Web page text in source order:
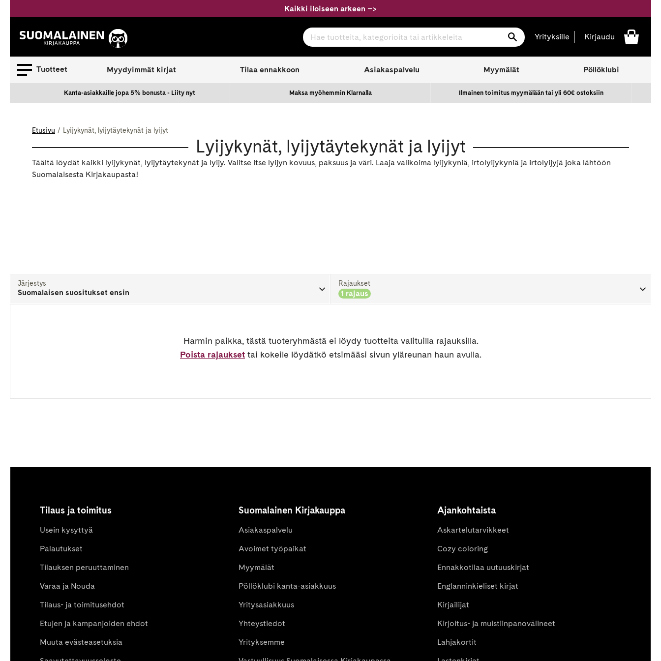
sisältöön
Kaikki iloiseen arkeen –>
Suomalainen.com Hae tuotteita, kategorioita tai artikkeleita
Hae Yrityksille Kirjaudu
Tuotteet Myydyimmät kirjat Tilaa ennakkoon Asiakaspalvelu Myymälät Pöllöklubi
Kanta-asiakkaille jopa 5% bonusta - Liity nyt Maksa myöhemmin Klarnalla Ilmainen toimitus myymälään tai yli 60€ ostoksiin
Etusivu Lyijykynät, lyijytäytekynät ja lyijyt
Lyijykynät, lyijytäytekynät ja lyijyt
Täältä löydät kaikki lyijykynät, lyijytäytekynät ja lyijy. Valitse itse lyijyn kovuus, paksuus ja väri. Laaja valikoima lyijykyniä, irtolyijykyniä ja irtolyijyjä joka lähtöön
Suomalaisesta Kirjakaupasta!
Järjestys
Suomalaisen suositukset ensin
Rajaukset
1 rajaus
Harmin paikka, tästä tuoteryhmästä ei löydy tuotteita valituilla rajauksilla.
Poista rajaukset tai kokeile löydätkö etsimääsi sivun yläreunan haun avulla.
Tilaus ja toimitus
Usein kysyttyä
Palautukset
Tilauksen peruuttaminen
Varaa ja Nouda
Tilaus- ja toimitusehdot
Etujen ja kampanjoiden ehdot
Muuta evästeasetuksia
Suomalainen Kirjakauppa
Asiakaspalvelu
Avoimet työpaikat
Myymälät
Pöllöklubi kanta-asiakkuus
Yritysasiakkuus
Yhteystiedot
Yrityksemme
Ajankohtaista
Askartelutarvikkeet
Cozy coloring
Ennakkotilaa uutuuskirjat
Englanninkieliset kirjat
Kirjailijat
Kirjoitus- ja muistiinpanovälineet
Lahjakortit